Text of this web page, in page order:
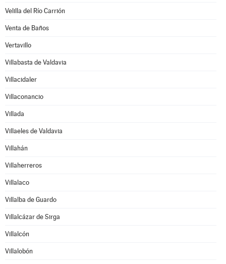
Velilla del Río Carrión
Venta de Baños
Vertavillo
Villabasta de Valdavia
Villacidaler
Villaconancio
Villada
Villaeles de Valdavia
Villahán
Villaherreros
Villalaco
Villalba de Guardo
Villalcázar de Sirga
Villalcón
Villalobón